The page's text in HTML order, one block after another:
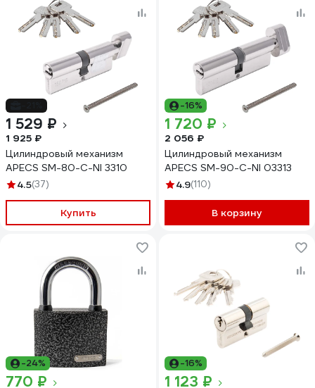
1 529 ₽
1 925 ₽
Цилиндровый механизм
APECS SM-80-C-NI 3310
4.5(37)
Купить
-16%
1 720 ₽
2 056 ₽
Цилиндровый механизм
APECS SM-90-C-NI 03313
4.9(110)
В корзину
-24%
770 ₽
-16%
1 123 ₽